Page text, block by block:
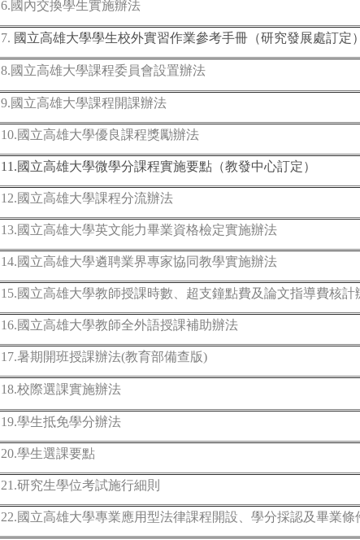
6.國內交換學生實施辦法
7. 國立高雄大學學生校外實習作業參考手冊（研究發展處訂定
8.國立高雄大學課程委員會設置辦法
9.國立高雄大學課程開課辦法
10.國立高雄大學優良課程獎勵辦法
11.國立高雄大學微學分課程實施要點（教發中心訂定）
12.國立高雄大學課程分流辦法
13.國立高雄大學英文能力畢業資格檢定實施辦法
14.國立高雄大學遴聘業界專家協同教學實施辦法
15.國立高雄大學教師授課時數、超支鐘點費及論文指導費核計
16.國立高雄大學教師全外語授課補助辦法
17.暑期開班授課辦法(教育部備查版)
18.校際選課實施辦法
19.學生抵免學分辦法
20.學生選課要點
21.研究生學位考試施行細則
22.國立高雄大學專業應用型法律課程開設、學分採認及畢業